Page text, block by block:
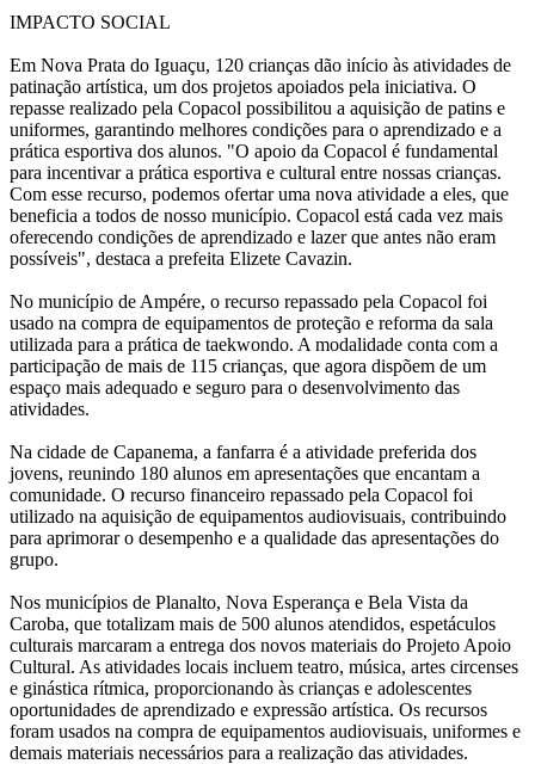
IMPACTO SOCIAL
Em Nova Prata do Iguaçu, 120 crianças dão início às atividades de
patinação artística, um dos projetos apoiados pela iniciativa. O
repasse realizado pela Copacol possibilitou a aquisição de patins e
uniformes, garantindo melhores condições para o aprendizado e a
prática esportiva dos alunos. "O apoio da Copacol é fundamental
para incentivar a prática esportiva e cultural entre nossas crianças.
Com esse recurso, podemos ofertar uma nova atividade a eles, que
beneficia a todos de nosso município. Copacol está cada vez mais
oferecendo condições de aprendizado e lazer que antes não eram
possíveis", destaca a prefeita Elizete Cavazin.
No município de Ampére, o recurso repassado pela Copacol foi
usado na compra de equipamentos de proteção e reforma da sala
utilizada para a prática de taekwondo. A modalidade conta com a
participação de mais de 115 crianças, que agora dispõem de um
espaço mais adequado e seguro para o desenvolvimento das
atividades.
Na cidade de Capanema, a fanfarra é a atividade preferida dos
jovens, reunindo 180 alunos em apresentações que encantam a
comunidade. O recurso financeiro repassado pela Copacol foi
utilizado na aquisição de equipamentos audiovisuais, contribuindo
para aprimorar o desempenho e a qualidade das apresentações do
grupo.
Nos municípios de Planalto, Nova Esperança e Bela Vista da
Caroba, que totalizam mais de 500 alunos atendidos, espetáculos
culturais marcaram a entrega dos novos materiais do Projeto Apoio
Cultural. As atividades locais incluem teatro, música, artes circenses
e ginástica rítmica, proporcionando às crianças e adolescentes
oportunidades de aprendizado e expressão artística. Os recursos
foram usados na compra de equipamentos audiovisuais, uniformes e
demais materiais necessários para a realização das atividades.